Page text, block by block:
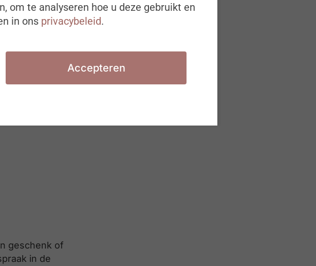
geschenk of
in de
om te analyseren hoe u deze gebruikt en
in ons privacybeleid.
Accepteren